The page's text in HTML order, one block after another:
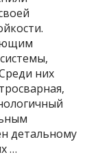
них
детальному
…